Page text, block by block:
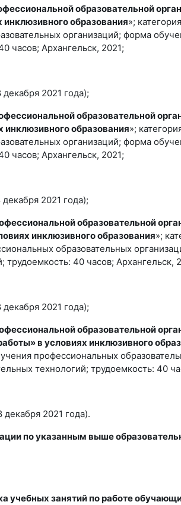
образовательной
образования»;
организаций; форма
часов; Архангельск, 2021;
декабря 2021 года);
образовательной
образования»;
организаций; форма
часов; Архангельск, 2021;
2021 года);
образовательной
инклюзивного образования»;
образовательных
40 часов; Архангельск,
декабря 2021 года);
образовательной
в условиях инклюзивного
профессиональных
технологий; трудоемкость: 40
декабря 2021 года).
по указанным выше
учебных занятий по работе